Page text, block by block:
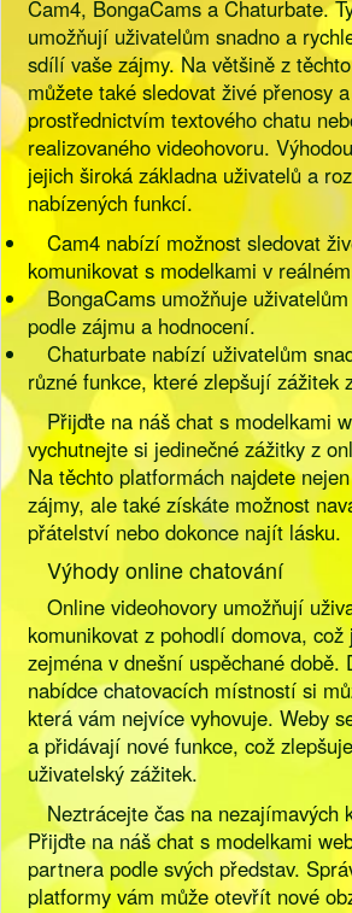
Cam4, BongaCams a Chaturbate.
umožňují uživatelům snadno a
sdílí vaše zájmy. Na většině z
můžete také sledovat živé přenosy
prostřednictvím textového chatu
realizovaného videohovoru.
jejich široká základna uživatelů a
nabízených funkcí.
Cam4 nabízí možnost sledovat
komunikovat s modelkami v
BongaCams umožňuje
podle zájmu a hodnocení.
Chaturbate nabízí uživatelům
různé funkce, které zlepšují zážitek
Přijďte na náš chat s modelkami
vychutnejte si jedinečné zážitky z
Na těchto platformách najdete
zájmy, ale také získáte možnost
přátelství nebo dokonce najít lásku.
Výhody online chatování
Online videohovory umožňují
komunikovat z pohodlí domova,
zejména v dnešní uspěchané době.
nabídce chatovacích místností si
která vám nejvíce vyhovuje. Weby
a přidávají nové funkce, což
uživatelský zážitek.
Neztrácejte čas na nezajímavých
Přijďte na náš chat s modelkami
partnera podle svých představ.
platformy vám může otevřít nové